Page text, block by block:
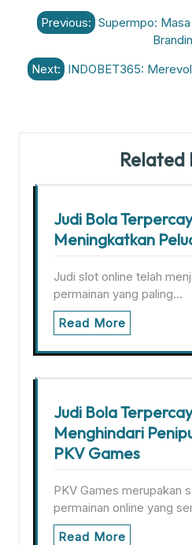
Post
navigation
Previous: Supermpo:
Next: INDOBET365:
Related
Judi Bola
Meningkatkan
Judi slot online telah
permainan yang paling…
Read More
Judi Bola
Menghindari
PKV Games
PKV Games merupakan
permainan online yang
Read More